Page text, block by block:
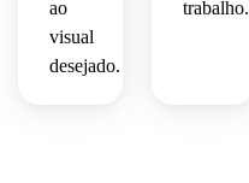
ao
visual
desejado.
trabalho.